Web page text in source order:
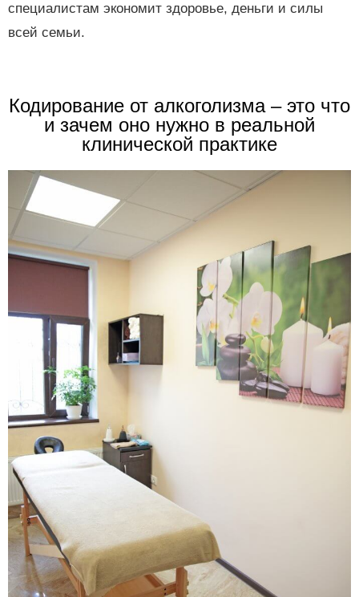
специалистам экономит здоровье, деньги и силы
всей семьи.
Кодирование от алкоголизма – это что
и зачем оно нужно в реальной
клинической практике